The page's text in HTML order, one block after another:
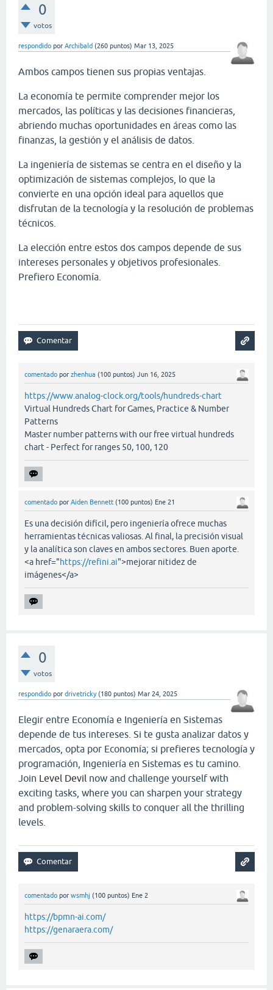
0
votos
respondido por Archibald (260 puntos) Mar 13, 2025
Ambos campos tienen sus propias ventajas.
La economía te permite comprender mejor los
mercados, las políticas y las decisiones financieras,
abriendo muchas oportunidades en áreas como las
finanzas, la gestión y el análisis de datos.
La ingeniería de sistemas se centra en el diseño y la
optimización de sistemas complejos, lo que la
convierte en una opción ideal para aquellos que
disfrutan de la tecnología y la resolución de problemas
técnicos.
La elección entre estos dos campos depende de sus
intereses personales y objetivos profesionales.
Prefiero Economía.
comentado por zhenhua (100 puntos) Jun 16, 2025
https://www.analog-clock.org/tools/hundreds-chart
Virtual Hundreds Chart for Games, Practice & Number
Patterns
Master number patterns with our free virtual hundreds
chart - Perfect for ranges 50, 100, 120
comentado por Aiden Bennett (100 puntos) Ene 21
Es una decisión difícil, pero ingeniería ofrece muchas
herramientas técnicas valiosas. Al final, la precisión visual
y la analítica son claves en ambos sectores. Buen aporte.
<a href="https://refini.ai">mejorar nitidez de
imágenes</a>
0
votos
respondido por drivetricky (180 puntos) Mar 24, 2025
Elegir entre Economía e Ingeniería en Sistemas
depende de tus intereses. Si te gusta analizar datos y
mercados, opta por Economía; si prefieres tecnología y
programación, Ingeniería en Sistemas es tu camino.
Join Level Devil now and challenge yourself with
exciting tasks, where you can sharpen your strategy
and problem-solving skills to conquer all the thrilling
levels.
comentado por wsmhj (100 puntos) Ene 2
https://bpmn-ai.com/
https://genaraera.com/